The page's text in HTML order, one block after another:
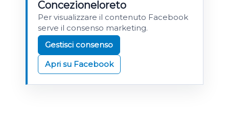
Concezioneloreto
Per visualizzare il contenuto Facebook
serve il consenso marketing.
Gestisci consenso
Apri su Facebook